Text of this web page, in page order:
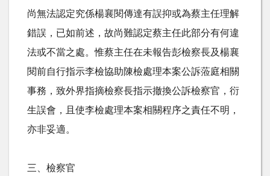
尚無法認定究係楊襄閱傳達有誤抑或為蔡主任理解
錯誤，已如前述，故尚難認定蔡主任此部分有何違
法或不當之處。惟蔡主任在未報告彭檢察長及楊襄
閱前自行指示李檢協助陳檢處理本案公訴蒞庭相關
事務，致外界指摘檢察長指示撤換公訴檢察官，衍
生誤會，且使李檢處理本案相關程序之責任不明，
亦非妥適。
三、檢察官